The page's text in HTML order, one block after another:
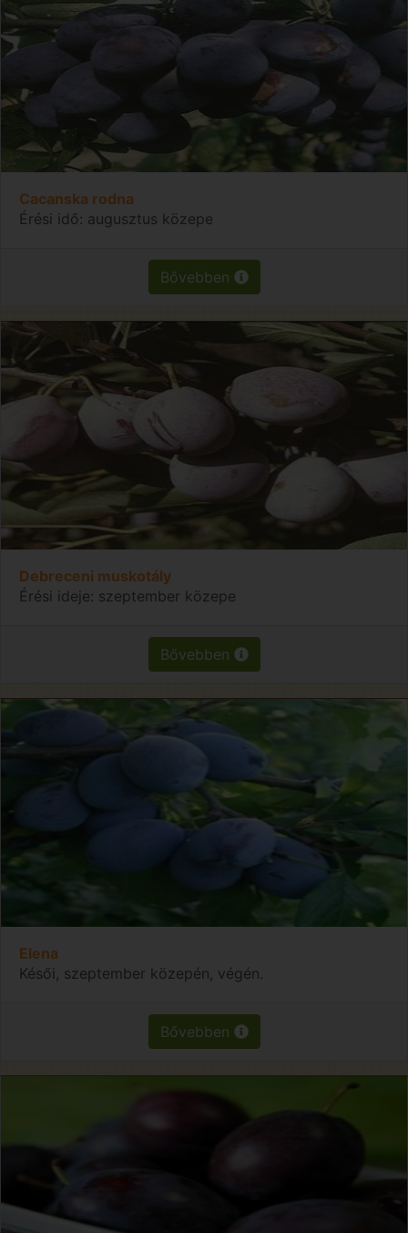
Cacanska rodna
Érési idő: augusztus közepe
Bővebben
Debreceni muskotály
Érési ideje: szeptember közepe
Bővebben
Elena
Késői, szeptember közepén, végén.
Bővebben